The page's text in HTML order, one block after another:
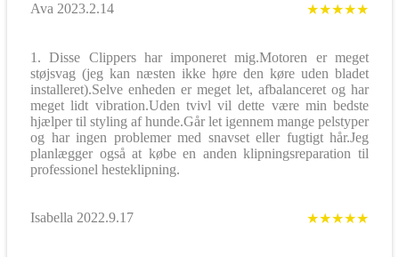
Ava 2023.2.14 ★★★★★
1. Disse Clippers har imponeret mig.Motoren er meget
støjsvag (jeg kan næsten ikke høre den køre uden bladet
installeret).Selve enheden er meget let, afbalanceret og har
meget lidt vibration.Uden tvivl vil dette være min bedste
hjælper til styling af hunde.Går let igennem mange pelstyper
og har ingen problemer med snavset eller fugtigt hår.Jeg
planlægger også at købe en anden klipningsreparation til
professionel hesteklipning.
Isabella 2022.9.17 ★★★★★